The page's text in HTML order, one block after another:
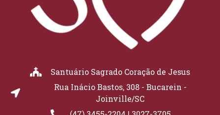
Santuário Sagrado Coração de Jesus
Rua Inácio Bastos, 308 - Bucarein -
Joinville/SC